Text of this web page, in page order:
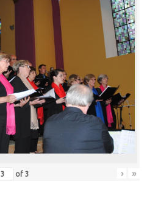
of 3 › »